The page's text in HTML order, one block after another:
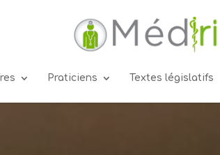
Praticiens Textes législatifs